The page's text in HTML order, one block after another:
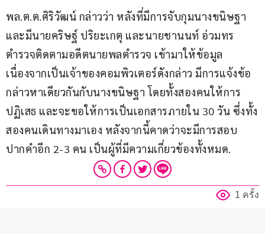
พล.ต.ต.ศิริวัฒน์ กล่าวว่า หลังที่มีการจับกุมนางขนิษฐา
และมีนายคริษฐ์ ปริยะเกตุ และนายชานนท์ อ่วมทร
ตำรวจติดตามอดีตนายพลตำรวจ เข้ามาให้ข้อมูล
เนื่องจากเป็นเจ้าของคอมพิวเตอร์ดังกล่าว มีการแจ้งข้อ
กล่าวหาเดียวกันกับนางขนิษฐา โดยทั้งสองคนให้การ
ปฏิเสธ และจะขอให้การเป็นเอกสารภายใน 30 วัน ซึ่งทั้ง
สองคนเดินทางมาเอง หลังจากนี้คาดว่าจะมีการสอบ
ปากคำอีก 2-3 คน เป็นผู้ที่มีความเกี่ยวข้องทั้งหมด.
1 ครั้ง